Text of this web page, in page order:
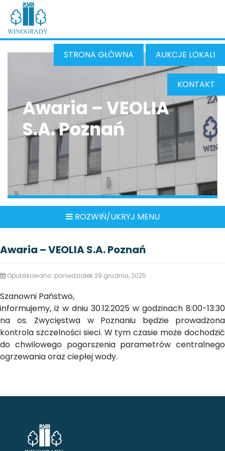
STRONA GŁÓWNA AUKCJE LOKALI
KONTAKT
Awaria – VEOLIA
S.A. Poznań
ROZWIŃ/UKRYJ MENU
Awaria – VEOLIA S.A. Poznań
Opublikowano: poniedziałek 29 grudnia, 2025
Szanowni Państwo,
informujemy, iż w dniu 30.12.2025 w godzinach 8:00-13:30
na os. Zwycięstwa w Poznaniu będzie prowadzona
kontrola szczelności sieci. W tym czasie może dochodzić
do chwilowego pogorszenia parametrów centralnego
ogrzewania oraz ciepłej wody.